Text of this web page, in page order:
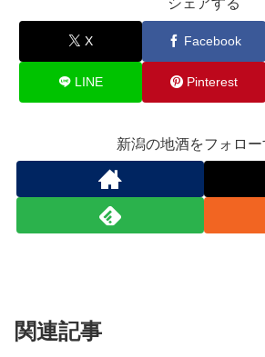
X Facebook
LINE Pinterest
新潟の地酒をフォロー
関連記事